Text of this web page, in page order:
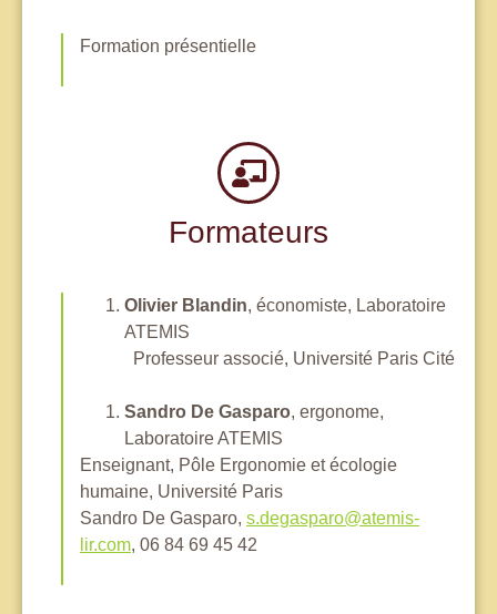
Formation présentielle
Formateurs
Olivier Blandin, économiste, Laboratoire
ATEMIS
Professeur associé, Université Paris Cité
Sandro De Gasparo, ergonome,
Laboratoire ATEMIS
Enseignant, Pôle Ergonomie et écologie
humaine, Université Paris
Sandro De Gasparo, s.degasparo@atemis-
lir.com, 06 84 69 45 42